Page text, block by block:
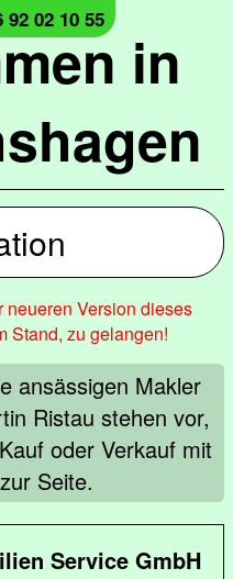
in
02 10 55
neueren Version dieses
Stand, zu gelangen!
ansässigen Makler
Ristau stehen vor,
oder Verkauf mit
Seite.
Service GmbH